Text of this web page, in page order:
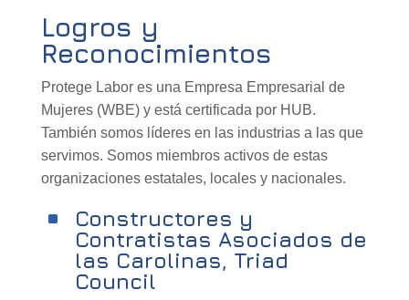
Logros y
Reconocimientos
Protege Labor es una Empresa Empresarial de
Mujeres (WBE) y está certificada por HUB.
También somos líderes en las industrias a las que
servimos. Somos miembros activos de estas
organizaciones estatales, locales y nacionales.
^
Constructores y
Contratistas Asociados de
las Carolinas, Triad
Council